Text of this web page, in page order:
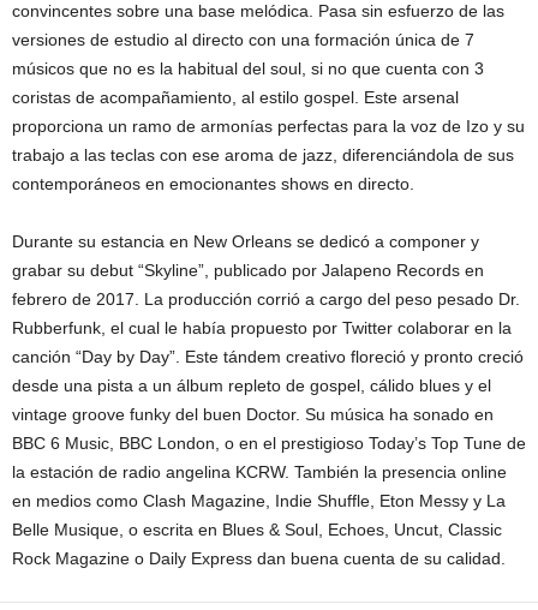
convincentes sobre una base melódica. Pasa sin esfuerzo de las
versiones de estudio al directo con una formación única de 7
músicos que no es la habitual del soul, si no que cuenta con 3
coristas de acompañamiento, al estilo gospel. Este arsenal
proporciona un ramo de armonías perfectas para la voz de Izo y su
trabajo a las teclas con ese aroma de jazz, diferenciándola de sus
contemporáneos en emocionantes shows en directo.
Durante su estancia en New Orleans se dedicó a componer y
grabar su debut “Skyline”, publicado por Jalapeno Records en
febrero de 2017. La producción corrió a cargo del peso pesado Dr.
Rubberfunk, el cual le había propuesto por Twitter colaborar en la
canción “Day by Day”. Este tándem creativo floreció y pronto creció
desde una pista a un álbum repleto de gospel, cálido blues y el
vintage groove funky del buen Doctor. Su música ha sonado en
BBC 6 Music, BBC London, o en el prestigioso Today’s Top Tune de
la estación de radio angelina KCRW. También la presencia online
en medios como Clash Magazine, Indie Shuffle, Eton Messy y La
Belle Musique, o escrita en Blues & Soul, Echoes, Uncut, Classic
Rock Magazine o Daily Express dan buena cuenta de su calidad.